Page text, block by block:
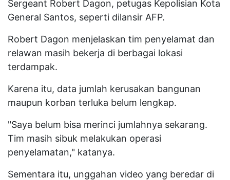
Sergeant Robert Dagon, petugas Kepolisian Kota
General Santos, seperti dilansir AFP.
Robert Dagon menjelaskan tim penyelamat dan
relawan masih bekerja di berbagai lokasi
terdampak.
Karena itu, data jumlah kerusakan bangunan
maupun korban terluka belum lengkap.
"Saya belum bisa merinci jumlahnya sekarang.
Tim masih sibuk melakukan operasi
penyelamatan," katanya.
Sementara itu, unggahan video yang beredar di